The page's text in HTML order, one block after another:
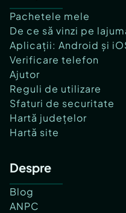
Pachetele mele
De ce să vinzi pe
Aplicații: Android și
Verificare telefon
Ajutor
Reguli de utilizare
Sfaturi de securitate
Hartă județelor
Hartă site
Despre
Blog
ANPC